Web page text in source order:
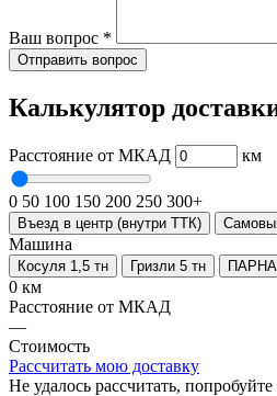
Ваш вопрос *
Отправить вопрос
Калькулятор
Расстояние от МКАД км
0 50 100 150 200 250 300+
Въезд в центр (внутри ТТК)
Машина
Косуля 1,5 тн Гризли 5 тн
0 км
Расстояние от МКАД
—
Стоимость
Рассчитать мою доставку
Не удалось рассчитать,